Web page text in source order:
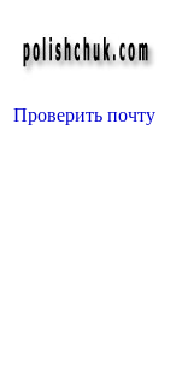
Проверить почту